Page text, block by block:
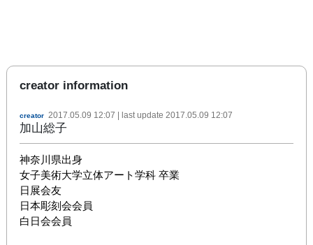
creator information
creator 2017.05.09 12:07 | last update 2017.05.09 12:07
加山総子
神奈川県出身
女子美術大学立体アート学科 卒業
日展会友
日本彫刻会会員
白日会会員